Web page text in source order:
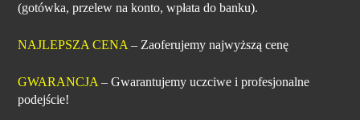
(gotówka, przelew na konto, wpłata do banku).
NAJLEPSZA CENA – Zaoferujemy najwyższą cenę
GWARANCJA – Gwarantujemy uczciwe i profesjonalne
podejście!